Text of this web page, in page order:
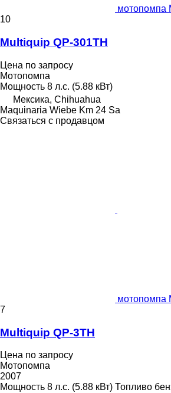
мотопомпа
10
Multiquip QP-301TH
Цена по запросу
Мотопомпа
Мощность 8 л.с. (5.88 кВт)
Мексика, Chihuahua
Maquinaria Wiebe Km 24 Sa
Связаться с продавцом
мотопомпа
7
Multiquip QP-3TH
Цена по запросу
Мотопомпа
2007
Мощность 8 л.с. (5.88 кВт) Топливо